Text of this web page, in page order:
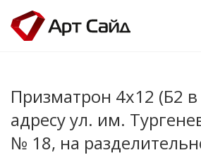
Призматрон 4х12 (Б2
адресу ул. им.
№ 18, на